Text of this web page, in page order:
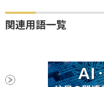
関連用語一覧